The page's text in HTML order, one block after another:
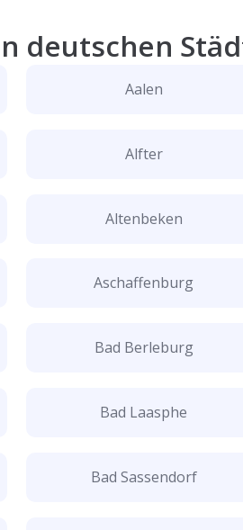
deutschen
Aalen
Alfter
Altenbeken
Aschaffenburg
Bad Berleburg
Bad Laasphe
Bad Sassendorf